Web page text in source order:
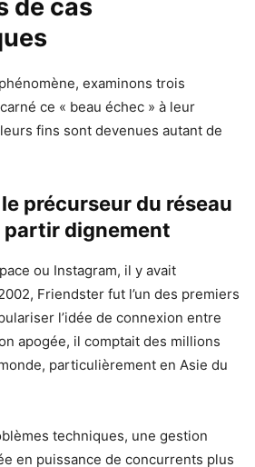
de cas
examinons trois
ce « beau échec » à leur
fins sont devenues autant de
précurseur du réseau
partir dignement
ou Instagram, il y avait
Friendster fut l’un des premiers
l’idée de connexion entre
apogée, il comptait des millions
particulièrement en Asie du
techniques, une gestion
en puissance de concurrents plus